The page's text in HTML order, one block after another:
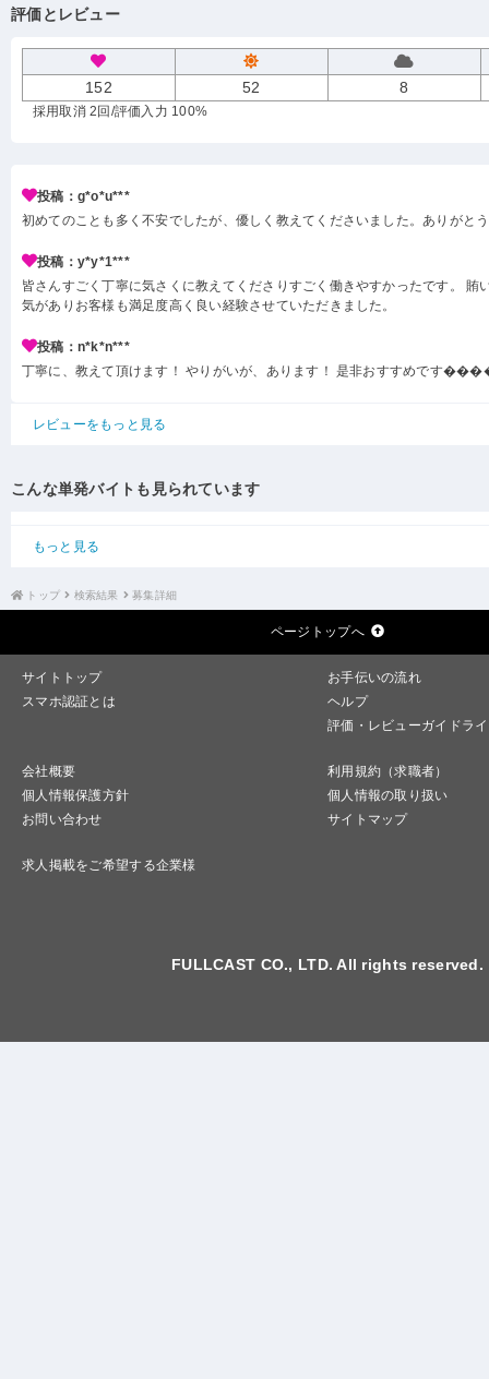
評価とレビュー
152 52 8
採用取消 2回 /評価入力 100%
投稿：g*o*u***
初めてのことも多く不安でしたが、優しく教えてくださいました。ありがと
投稿：y*y*1***
皆さんすごく丁寧に気さくに教えてくださりすごく働きやすかったです。 賄
気がありお客様も満足度高く良い経験させていただきました。
投稿：n*k*n***
丁寧に、教えて頂けます！ やりがいが、あります！ 是非おすすめです
レビューをもっと見る
こんな単発バイトも見られています
もっと見る
トップ 検索結果 募集詳細
ページトップへ
サイトトップ
お手伝いの流れ
スマホ認証とは
ヘルプ
評価・レビューガイドラ
会社概要
利用規約（求職者）
個人情報保護方針
個人情報の取り扱い
お問い合わせ
サイトマップ
求人掲載をご希望する企業様
FULLCAST CO., LTD. All rights reserved.